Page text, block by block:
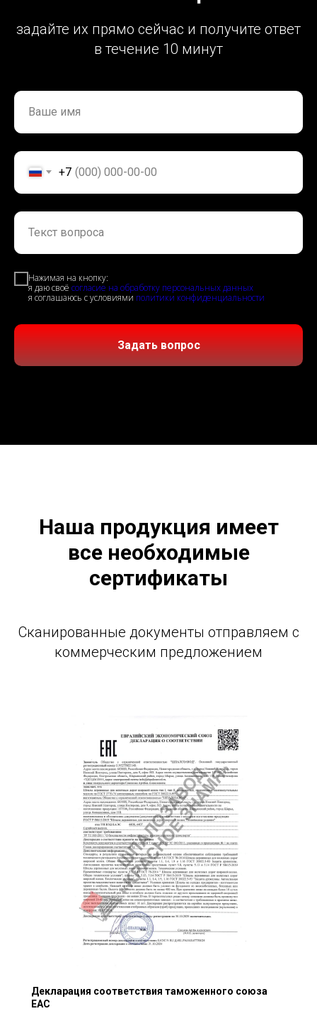
задайте их прямо сейчас и получите ответ
в течение 10 минут
Ваше имя
+7
Текст вопроса
Нажимая на кнопку:
я даю своё согласие на обработку персональных данных
я соглашаюсь с условиями политики конфиденциальности
Задать вопрос
Наша продукция имеет
все необходимые
сертификаты
Сканированные документы отправляем с
коммерческим предложением
Декларация соответствия таможенного союза
EAC